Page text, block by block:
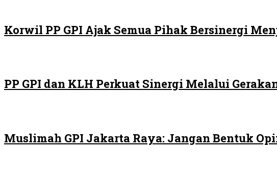
Korwil PP GPI Ajak Semua Pihak Bersinergi
PP GPI dan KLH Perkuat Sinergi Melalui
Muslimah GPI Jakarta Raya: Jangan Bentuk